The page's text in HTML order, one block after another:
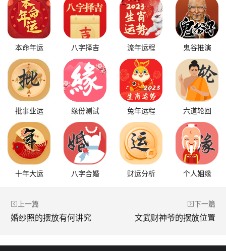
本命年运 八字择吉 流年运程 鬼谷推演
批事业运 缘份测试 兔年运程 六道轮回
十年大运 八字合婚 财运分析 个人姻缘
上一篇
婚纱照的摆放有何讲究
下一篇
文武财神爷的摆放位置